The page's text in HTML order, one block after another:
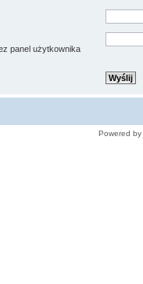
panel użytkownika
Powered by